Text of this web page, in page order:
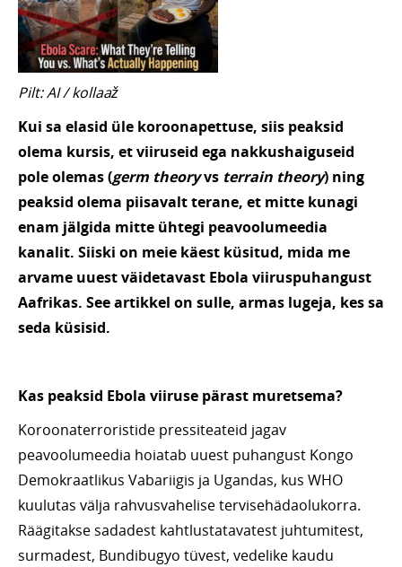
Pilt: AI / kollaaž
Kui sa elasid üle koroonapettuse, siis peaksid
olema kursis, et viiruseid ega nakkushaiguseid
pole olemas (germ theoryvs terrain theory) ning
peaksid olema piisavalt terane, et mitte kunagi
enam jälgida mitte ühtegi peavoolumeedia
kanalit. Siiski on meie käest küsitud, mida me
arvame uuest väidetavast Ebola viiruspuhangust
Aafrikas. See artikkel on sulle, armas lugeja, kes sa
seda küsisid.
Kas peaksid Ebola viiruse pärast muretsema?
Koroonaterroristide pressiteateid jagav
peavoolumeedia hoiatab uuest puhangust Kongo
Demokraatlikus Vabariigis ja Ugandas, kus WHO
kuulutas välja rahvusvahelise tervisehädaolukorra.
Räägitakse sadadest kahtlustatavatest juhtumitest,
surmadest, Bundibugyo tüvest, vedelike kaudu